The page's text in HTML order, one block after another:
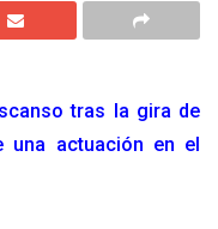
tras la gira de
una actuación en el